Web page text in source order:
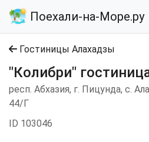
Поехали-на-Море.ру
Гостиницы Алахадзы
"Колибри"
респ. Абхазия, г. Пицунда, с.
44/Г
ID 103046